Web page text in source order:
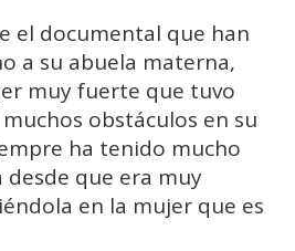
el documental que han
a su abuela materna,
muy fuerte que tuvo
obstáculos en su
ha tenido mucho
que era muy
en la mujer que es